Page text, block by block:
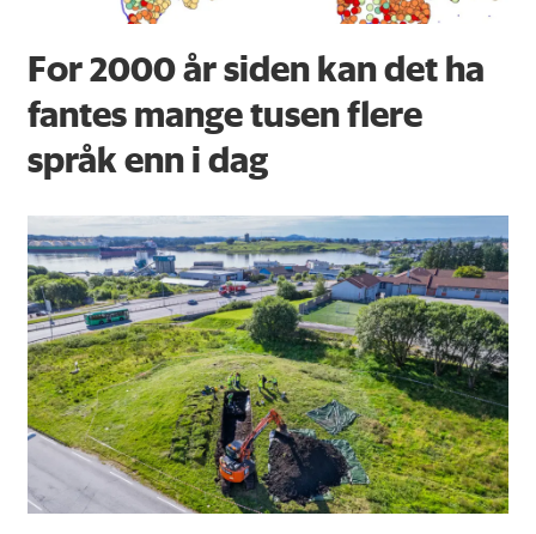
For 2000 år siden kan det ha
fantes mange tusen flere
språk enn i dag